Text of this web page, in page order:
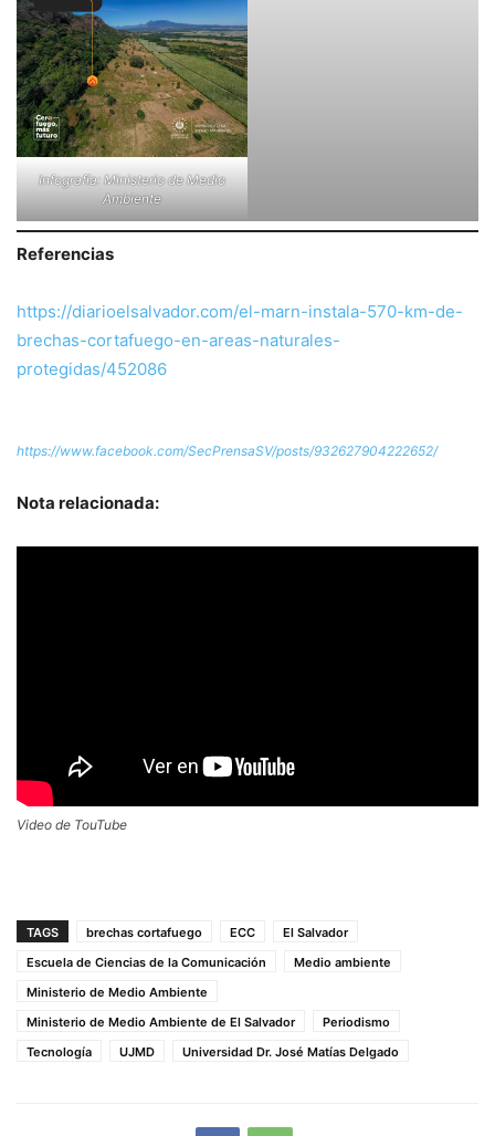
Infografía: Ministerio de Medio
Ambiente
Referencias
https://diarioelsalvador.com/el-marn-instala-570-km-de-
brechas-cortafuego-en-areas-naturales-
protegidas/452086
https://www.facebook.com/SecPrensaSV/posts/932627904222652/
Nota relacionada:
Video de TouTube
TAGS brechas cortafuego ECC
El Salvador
Escuela de Ciencias de la Comunicación
Medio ambiente
Ministerio de Medio Ambiente
Ministerio de Medio Ambiente de El Salvador
Periodismo
Tecnología
UJMD Universidad Dr. José Matías Delgado